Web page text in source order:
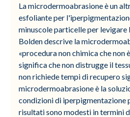
La microdermoabrasione è un
esfoliante per
minuscole particelle per levigare
Bolden descrive la
«procedura non chimica che non
significa che non distrugge il
non richiede tempi di recupero
microdermoabrasione è la
condizioni di iperpigmentazione
risultati sono modesti in termini